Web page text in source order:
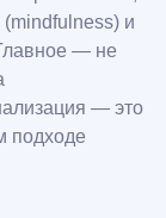
и
— не
— это
подходе